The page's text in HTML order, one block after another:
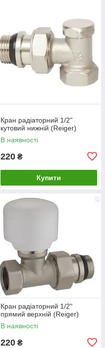
Кран радіаторний 1/2"
кутовий нижній (Reiger)
В наявності
220 ₴
Купити
Кран радіаторний 1/2"
прямий верхній (Reiger)
В наявності
220 ₴